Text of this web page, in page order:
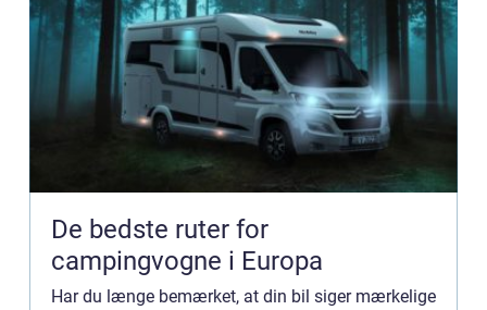
De bedste ruter for
campingvogne i Europa
Har du længe bemærket, at din bil siger mærkelige